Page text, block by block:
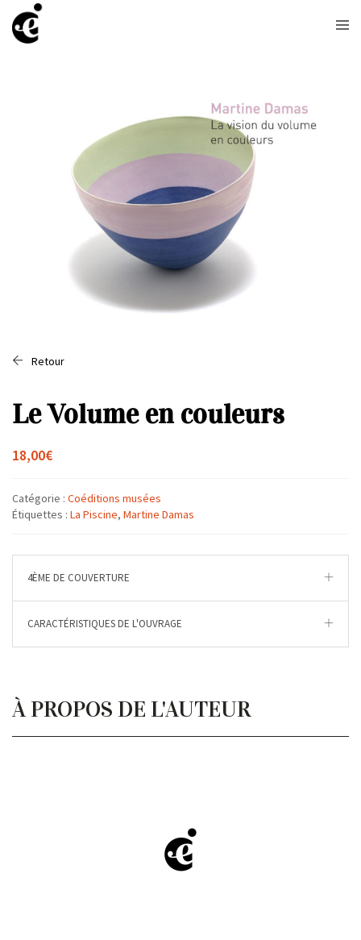
Retour
Le Volume en couleurs
18,00€
Catégorie : Coéditions musées
Étiquettes : La Piscine, Martine Damas
4ÈME DE COUVERTURE
CARACTÉRISTIQUES DE L'OUVRAGE
À PROPOS DE L'AUTEUR